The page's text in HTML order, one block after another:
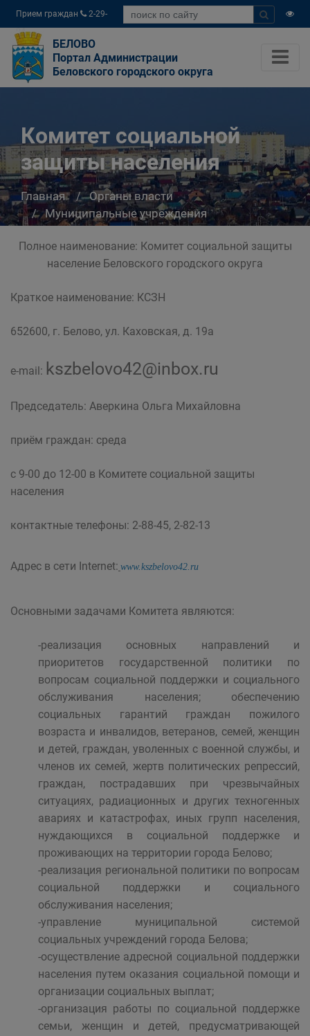
Прием граждан
2-29-
04
БЕЛОВО
Портал Администрации
Беловского городского округа
Комитет социальной
защиты населения
Главная
Органы власти
Муниципальные учреждения
Комитет социальной защиты населения
Полное наименование: Комитет социальной защиты
население Беловского городского округа
Краткое наименование: КСЗН
652600, г. Белово, ул. Каховская, д. 19а
e-mail: kszbelovo42@inbox.ru
Председатель: Аверкина Ольга Михайловна
приём граждан: среда
с 9-00 до 12-00 в Комитете социальной защиты
населения
контактные телефоны: 2-88-45, 2-82-13
Адрес в сети Internet: www.kszbelovo42.ru
Основными задачами Комитета являются:
-реализация основных направлений и
приоритетов государственной политики по
вопросам социальной поддержки и социального
обслуживания населения; обеспечению
социальных гарантий граждан пожилого
возраста и инвалидов, ветеранов, семей, женщин
и детей, граждан, уволенных с военной службы, и
членов их семей, жертв политических репрессий,
граждан, пострадавших при чрезвычайных
ситуациях, радиационных и других техногенных
авариях и катастрофах, иных групп населения,
нуждающихся в социальной поддержке и
проживающих на территории города Белово;
-реализация региональной политики по вопросам
социальной поддержки и социального
обслуживания населения;
-управление муниципальной системой
социальных учреждений города Белова;
-осуществление адресной социальной поддержки
населения путем оказания социальной помощи и
организации социальных выплат;
-организация работы по социальной поддержке
семьи, женщин и детей, предусматривающей